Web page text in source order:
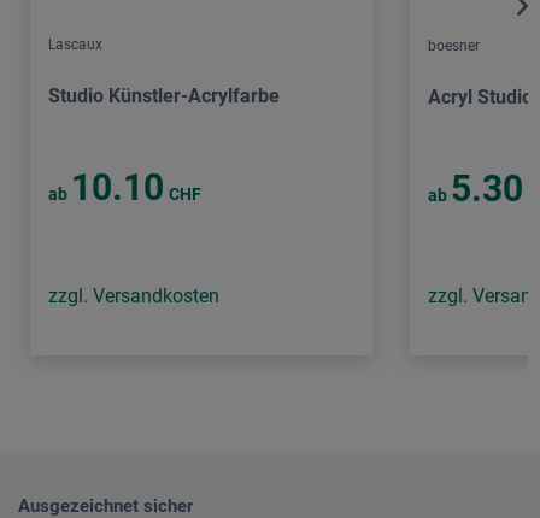
Lascaux
Studio Künstler-Acrylfarbe
ab 10.10 CHF
zzgl. Versandkosten
boesner
Acryl Studio
ab 5.30
zzgl.
Ausgezeichnet sicher